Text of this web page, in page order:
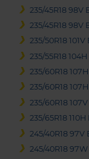
235/45R18 98V
235/45R18 98V
235/50R18
235/55R18
235/60R18
235/60R18
235/60R18
235/65R18
245/40R18 97V
245/40R18